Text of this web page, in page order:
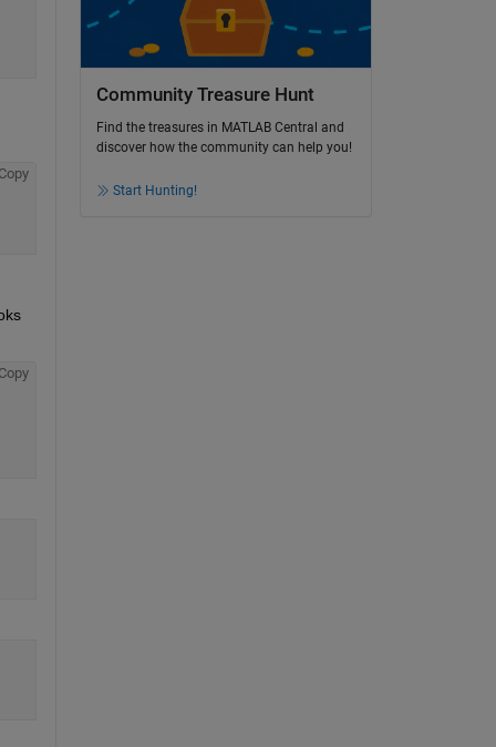
Community Treasure Hunt
Find the treasures in MATLAB Central and
discover how the community can help you!
Start Hunting!